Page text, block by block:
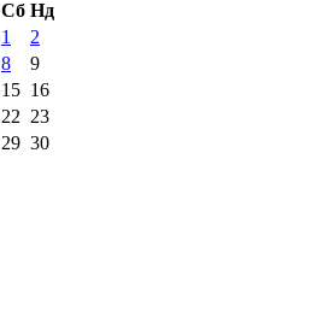
Сб Нд
1
2
8
9
15 16
22 23
29 30